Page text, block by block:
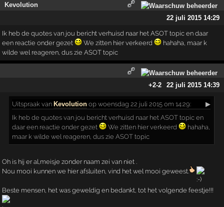
Kevolution
22 juli 2015 14:29
Ik heb de quotes van jou bericht verhuisd naar het ASOT topic en daar
een reactie onder gezet
We zitten hier verkeerd
hahaha, maar k
wilde wel reageren, dus zie ASOT topic
+2-2 22 juli 2015 14:39
Uitspraak van Kevolution op woensdag 22 juli 2015 om 14:29:
▶
Ik heb de quotes van jou bericht verhuisd naar het ASOT topic en
daar een reactie onder gezet
We zitten hier verkeerd
hahaha,
maar k wilde wel reageren, dus zie ASOT topic
Oh is hij er al,meisje zonder naam zei van niet .
Nou mooi kunnen we hier afsluiten, vind het wel mooi geweest.
Beste mensen, het was geweldig en bedankt, tot het volgende feestje!!!